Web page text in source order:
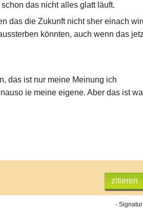
das nicht alles glatt läuft.
das die Zukunft nicht sher einach
könnten, auch wenn das
das ist nur meine Meinung ich
ie meine eigene. Aber das ist
zitieren
-